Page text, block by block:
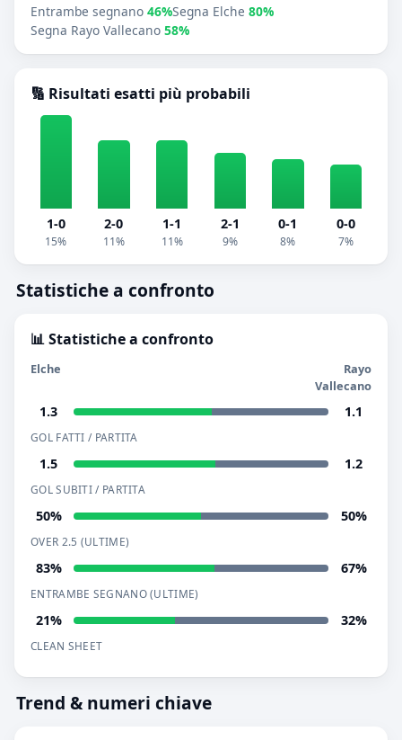
Entrambe segnano 46%Segna Elche 80%
Segna Rayo Vallecano 58%
🔢 Risultati esatti più probabili
1-0
15%
2-0
11%
1-1
11%
2-1
9%
0-1
8%
0-0
7%
Statistiche a confronto
📊 Statistiche a confronto
Elche
Rayo
Vallecano
1.3 1.1
GOL FATTI / PARTITA
1.5 1.2
GOL SUBITI / PARTITA
50% 50%
OVER 2.5 (ULTIME)
83% 67%
ENTRAMBE SEGNANO (ULTIME)
21% 32%
CLEAN SHEET
Trend & numeri chiave